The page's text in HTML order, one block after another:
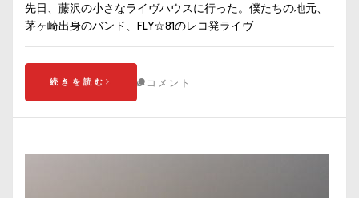
先日、藤沢の小さなライヴハウスに行った。僕たちの地元、
茅ヶ崎出身のバンド、FLY☆81のレコ発ライヴ
続きを読む コメント